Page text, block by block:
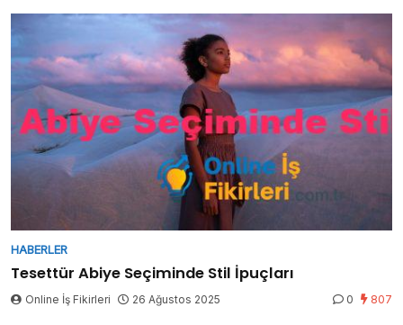
HABERLER
Tesettür Abiye Seçiminde Stil İpuçları
Online İş Fikirleri 26 Ağustos 2025 0 807